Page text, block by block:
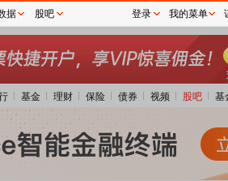
基金 理财 保险 债券 视频 股吧 基
据 股吧 登录 我的菜单